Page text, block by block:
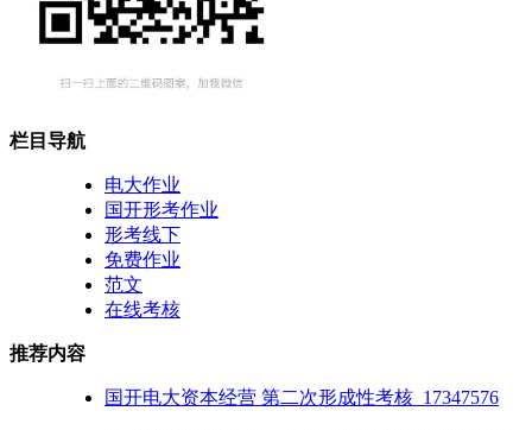
栏目导航
电大作业
国开形考作业
形考线下
免费作业
范文
在线考核
推荐内容
国开电大资本经营 第二次形成性考核_17347576